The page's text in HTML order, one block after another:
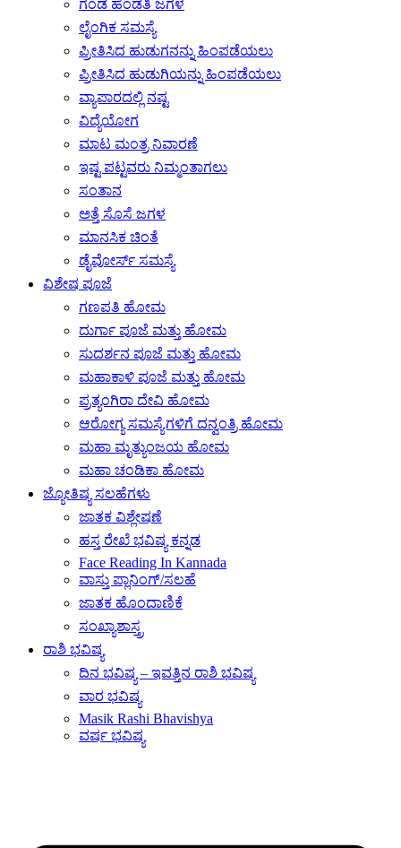
ಗಂಡ ಹೆಂಡತಿ ಜಗಳ
ಲೈಂಗಿಕ ಸಮಸ್ಯೆ
ಪ್ರೀತಿಸಿದ ಹುಡುಗನನ್ನು ಹಿಂಪಡೆಯಲು
ಪ್ರೀತಿಸಿದ ಹುಡುಗಿಯನ್ನು ಹಿಂಪಡೆಯಲು
ವ್ಯಾಪಾರದಲ್ಲಿ ನಷ್ಟ
ವಿದ್ಯೆಯೋಗ
ಮಾಟ ಮಂತ್ರ ನಿವಾರಣೆ
ಇಷ್ಟ ಪಟ್ಟವರು ನಿಮ್ಮಂತಾಗಲು
ಸಂತಾನ
ಅತ್ತೆ ಸೊಸೆ ಜಗಳ
ಮಾನಸಿಕ ಚಿಂತೆ
ಡೈವೋರ್ಸ್ ಸಮಸ್ಯೆ
ವಿಶೇಷ ಪೂಜೆ
ಗಣಪತಿ ಹೋಮ
ದುರ್ಗಾ ಪೂಜೆ ಮತ್ತು ಹೋಮ
ಸುದರ್ಶನ ಪೂಜೆ ಮತ್ತು ಹೋಮ
ಮಹಾಕಾಳಿ ಪೂಜೆ ಮತ್ತು ಹೋಮ
ಪ್ರತ್ಯಂಗಿರಾ ದೇವಿ ಹೋಮ
ಆರೋಗ್ಯ ಸಮಸ್ಯೆಗಳಿಗೆ ದನ್ವಂತ್ರಿ ಹೋಮ
ಮಹಾ ಮೃತ್ಯುಂಜಯ ಹೋಮ
ಮಹಾ ಚಂಡಿಕಾ ಹೋಮ
ಜ್ಯೋತಿಷ್ಯ ಸಲಹೆಗಳು
ಜಾತಕ ವಿಶ್ಲೇಷಣೆ
ಹಸ್ತ ರೇಖೆ ಭವಿಷ್ಯ ಕನ್ನಡ
Face Reading In Kannada
ವಾಸ್ತು ಪ್ಲಾನಿಂಗ್/ಸಲಹೆ
ಜಾತಕ ಹೊಂದಾಣಿಕೆ
ಸಂಖ್ಯಾಶಾಸ್ತ್ರ
ರಾಶಿ ಭವಿಷ್ಯ
ದಿನ ಭವಿಷ್ಯ – ಇವತ್ತಿನ ರಾಶಿ ಭವಿಷ್ಯ
ವಾರ ಭವಿಷ್ಯ
Masik Rashi Bhavishya
ವರ್ಷ ಭವಿಷ್ಯ